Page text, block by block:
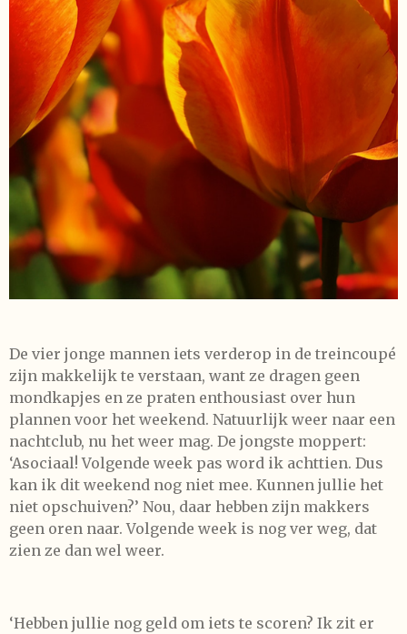
De vier jonge mannen iets verderop in de treincoupé
zijn makkelijk te verstaan, want ze dragen geen
mondkapjes en ze praten enthousiast over hun
plannen voor het weekend. Natuurlijk weer naar een
nachtclub, nu het weer mag. De jongste moppert:
‘Asociaal! Volgende week pas word ik achttien. Dus
kan ik dit weekend nog niet mee. Kunnen jullie het
niet opschuiven?’ Nou, daar hebben zijn makkers
geen oren naar. Volgende week is nog ver weg, dat
zien ze dan wel weer.
‘Hebben jullie nog geld om iets te scoren? Ik zit er